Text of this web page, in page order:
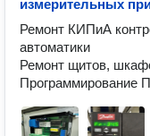
измерительных
Ремонт КИПиА
автоматики
Ремонт щитов,
Программирование